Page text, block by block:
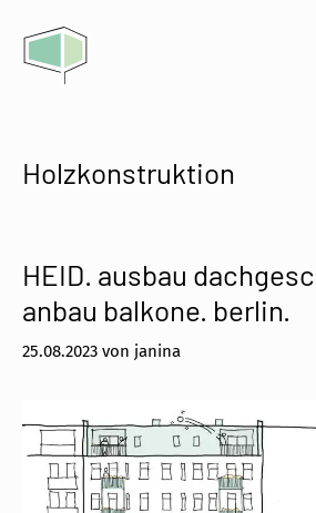
Inhalt
springen
Holzkonstruktion
HEID. ausbau
anbau balkone. berlin.
25.08.2023 von janina